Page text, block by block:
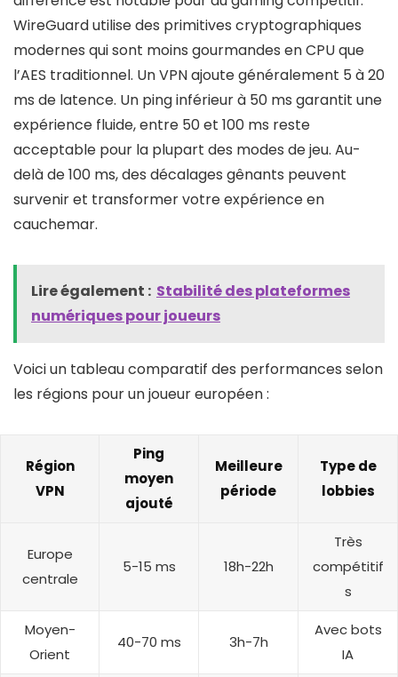
WireGuard utilise des primitives cryptographiques
modernes qui sont moins gourmandes en CPU que
l’AES traditionnel. Un VPN ajoute généralement 5 à 20
ms de latence. Un ping inférieur à 50 ms garantit une
expérience fluide, entre 50 et 100 ms reste
acceptable pour la plupart des modes de jeu. Au-
delà de 100 ms, des décalages gênants peuvent
survenir et transformer votre expérience en
cauchemar.
Lire également : Stabilité des plateformes
numériques pour joueurs
Voici un tableau comparatif des performances selon
les régions pour un joueur européen :
Région
VPN
Ping
moyen
ajouté
Meilleure
période
Type de
lobbies
Europe
centrale
5-15 ms 18h-22h
Très
compétitif
s
Moyen-
Orient
40-70 ms 3h-7h
Avec bots
IA